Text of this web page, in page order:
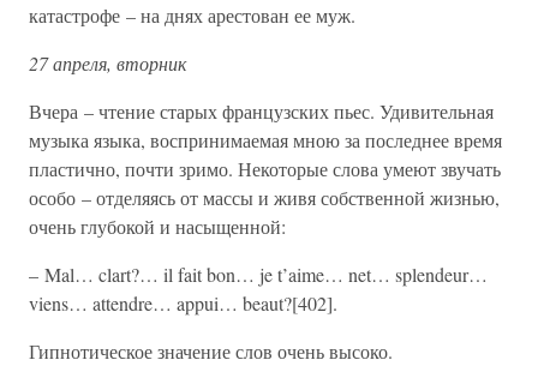
катастрофе – на днях арестован ее муж.
27 апреля, вторник
Вчера – чтение старых французских пьес. Удивительная
музыка языка, воспринимаемая мною за последнее время
пластично, почти зримо. Некоторые слова умеют звучать
особо – отделяясь от массы и живя собственной жизнью,
очень глубокой и насыщенной:
– Mal… clart?… il fait bon… je t’aime… net… splendeur…
viens… attendre… appui… beaut?[402].
Гипнотическое значение слов очень высоко.